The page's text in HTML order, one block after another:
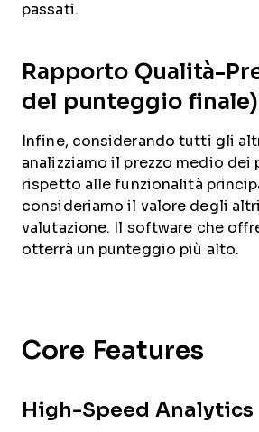
passati.
Rapporto Qualità-
del punteggio finale)
Infine, considerando tutti gli
analizziamo il prezzo medio dei
rispetto alle funzionalità
consideriamo il valore degli
valutazione. Il software che
otterrà un punteggio più alto.
Core Features
High-Speed Analytics